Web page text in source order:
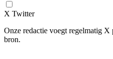
X Twitter
Onze redactie voegt regelmatig X
bron.